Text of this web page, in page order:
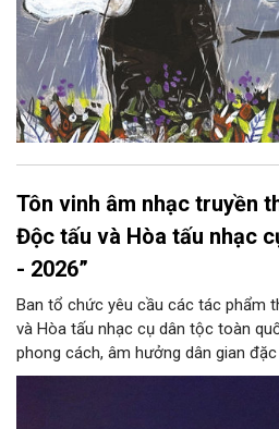
Tôn vinh âm nhạc truyền
Độc tấu và Hòa tấu nhạc
- 2026”
Ban tổ chức yêu cầu các tác phẩm
và Hòa tấu nhạc cụ dân tộc toàn
phong cách, âm hưởng dân gian
phối khí mới trên nền tảng làn điệu
Nam, đồng thời phải được trình diễn